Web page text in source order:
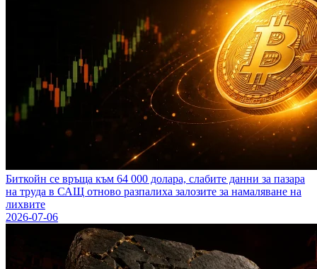
Биткойн се връща към 64 000 долара, слабите данни за пазара
на труда в САЩ отново разпалиха залозите за намаляване на
лихвите
2026-07-06